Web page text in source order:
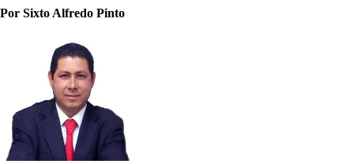
Por Sixto Alfredo Pinto